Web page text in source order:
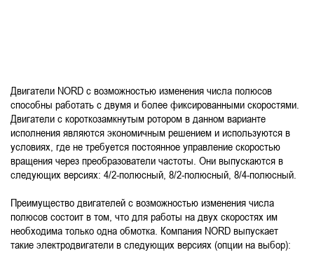
Двигатели NORD с возможностью изменения числа полюсов
способны работать с двумя и более фиксированными скоростями.
Двигатели с короткозамкнутым ротором в данном варианте
исполнения являются экономичным решением и используются в
условиях, где не требуется постоянное управление скоростью
вращения через преобразователи частоты. Они выпускаются в
следующих версиях: 4/2-полюсный, 8/2-полюсный, 8/4-полюсный.
Преимущество двигателей с возможностью изменения числа
полюсов состоит в том, что для работы на двух скоростях им
необходима только одна обмотка. Компания NORD выпускает
такие электродвигатели в следующих версиях (опции на выбор):